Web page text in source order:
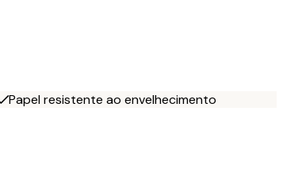
Papel resistente ao envelhecimento